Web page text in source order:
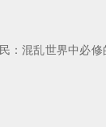
混乱世界中必修